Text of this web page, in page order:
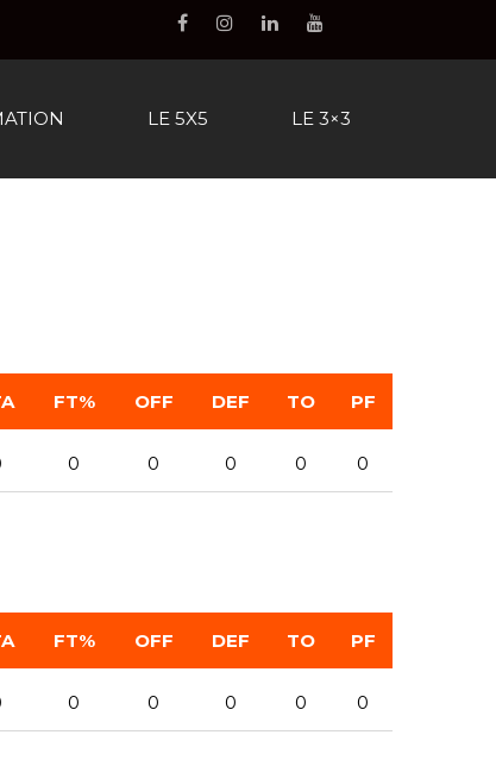
LE 5X5 LE 3×3
FT% OFF DEF TO PF
0 0 0 0 0
FT% OFF DEF TO PF
0 0 0 0 0